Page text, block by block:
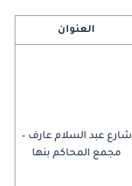
العنوان
شارع عبد السلام عارف –
مجمع المحاكم بنها